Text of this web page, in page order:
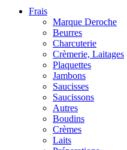
Frais
Marque Deroche
Beurres
Charcuterie
Crèmerie, Laitages
Plaquettes
Jambons
Saucisses
Saucissons
Autres
Boudins
Crèmes
Laits